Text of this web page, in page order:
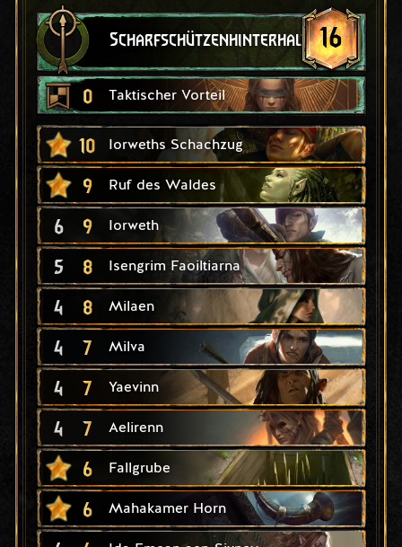
Scharfschützenhinterhalt 16
0 Taktischer Vorteil
10 Iorweths Schachzug
9 Ruf des Waldes
6 9 Iorweth
5 8 Isengrim Faoiltiarna
4 8 Milaen
4 7 Milva
4 7 Yaevinn
4 7 Aelirenn
6 Fallgrube
6 Mahakamer Horn